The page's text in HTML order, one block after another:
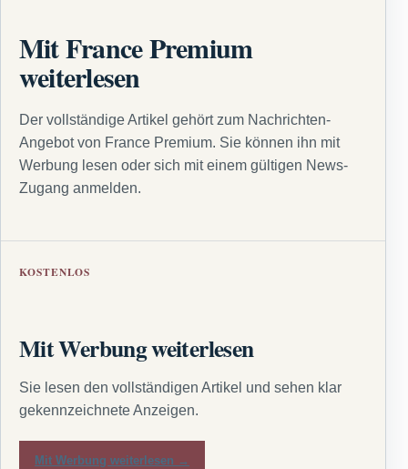
Mit France Premium
weiterlesen
Der vollständige Artikel gehört zum Nachrichten-
Angebot von France Premium. Sie können ihn mit
Werbung lesen oder sich mit einem gültigen News-
Zugang anmelden.
KOSTENLOS
Mit Werbung weiterlesen
Sie lesen den vollständigen Artikel und sehen klar
gekennzeichnete Anzeigen.
Mit Werbung weiterlesen →